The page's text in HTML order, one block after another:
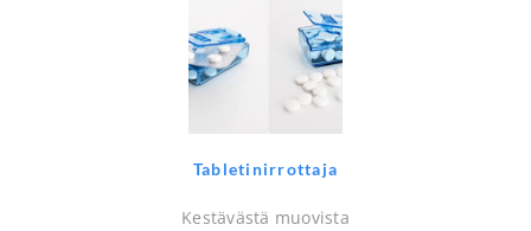
Tabletinirrottaja
Kestävästä muovista